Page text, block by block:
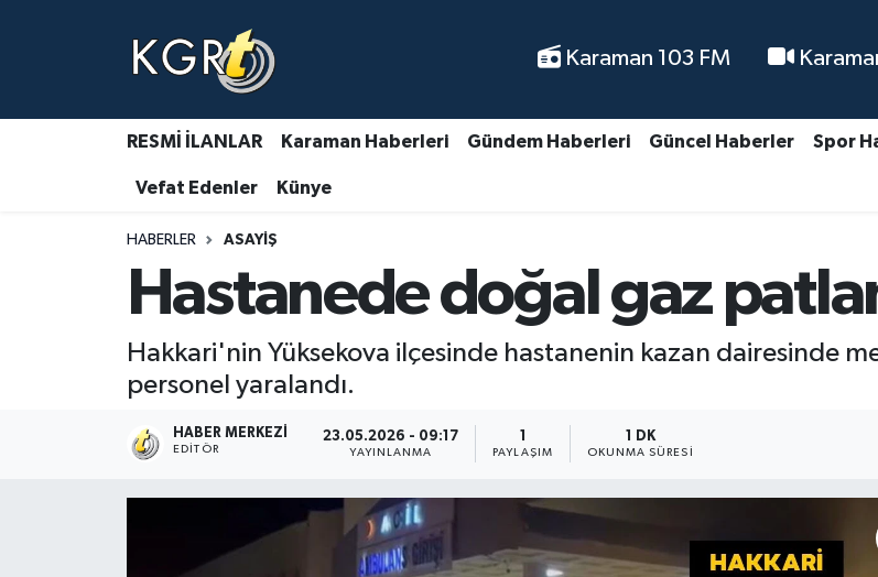
Karaman 103 FM
RESMİ İLANLAR Karaman Haberleri Gündem Haberleri Güncel Haberler Spor
Vefat Edenler Künye
HABERLER ASAYIŞ
Hastanede doğal gaz
Hakkari'nin Yüksekova ilçesinde hastanenin kazan dairesinde
personel yaralandı.
HABER MERKEZI
EDITÖR
23.05.2026 - 09:17
YAYINLANMA
1
PAYLAŞIM
1 DK
OKUNMA SÜRESI
Karaman Haberleri
Gündem Haberleri
Güncel Haberler
Asayiş Haberleri
Ulusal Haberler